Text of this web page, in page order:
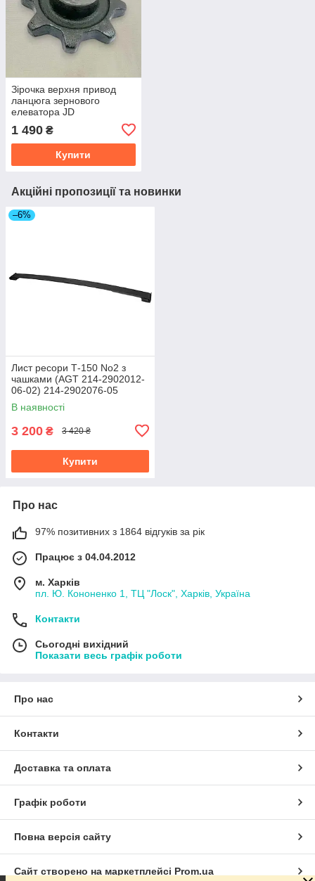
Зірочка верхня привод
ланцюга зернового
елеватора JD
(H128576/H177988) z = 8
(Agri Parts) 18AP009944
1 490 ₴
Купити
Акційні пропозиції та новинки
–6%
Лист ресори Т-150 No2 з
чашками (AGT 214-2902012-
06-02) 214-2902076-05
В наявності
3 200 ₴ 3 420 ₴
Купити
Про нас
97% позитивних з 1864 відгуків за рік
Працює з 04.04.2012
м. Харків
пл. Ю. Кононенко 1, ТЦ "Лоск", Харків, Україна
Контакти
Сьогодні вихідний
Показати весь графік роботи
Про нас
Контакти
Доставка та оплата
Графік роботи
Повна версія сайту
Сайт створено на маркетплейсі Prom.ua